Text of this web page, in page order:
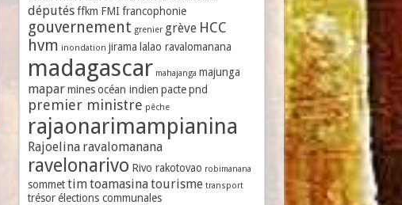
députés ffkm FMI francophonie
gouvernement grenier grève HCC
hvm inondation jirama lalao ravalomanana
madagascar mahajanga majunga
mapar mines océan indien pacte pnd
premier ministre pêche
rajaonarimampianina
Rajoelina ravalomanana
ravelonarivo Rivo rakotovao robimanana
sommet timtoamasinatourisme transport
trésor élections communales